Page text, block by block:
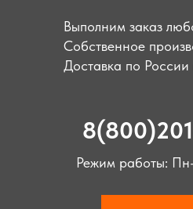
Выполним заказ
Собственное
Доставка по
Режим работы: